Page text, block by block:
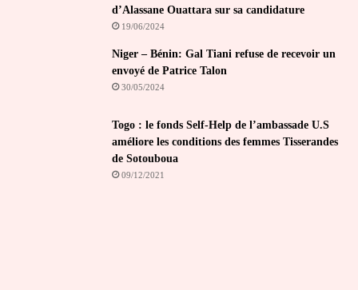
d’Alassane Ouattara sur sa candidature
19/06/2024
Niger – Bénin: Gal Tiani refuse de recevoir un
envoyé de Patrice Talon
30/05/2024
Togo : le fonds Self-Help de l’ambassade U.S
améliore les conditions des femmes Tisserandes
de Sotouboua
09/12/2021